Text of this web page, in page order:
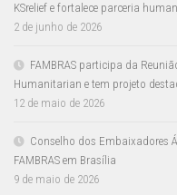
KSrelief e fortalece parceria
2 de junho de 2026
FAMBRAS participa da
Humanitarian e tem projeto
12 de maio de 2026
Conselho dos Embaixadores
FAMBRAS em Brasília
9 de maio de 2026